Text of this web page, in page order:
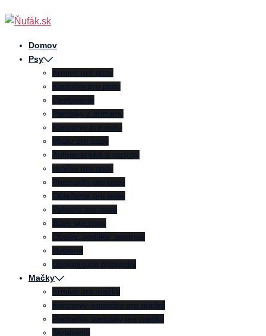
Preskočiť
na
obsahDomov
Psy
Krmivo pre psov
Kapsičky pre psov
Cestovanie
Pamlsky a odmeny
Konzervy pre psov
Misky pre psov
Antiparazitiká a roztoky
Hračky pre psov
Prepravky pre psov
Oblečenie pre psov
Pelechy pre psov
Búdy pre psov
Obojky, vodítka, postroje
Hygiena
Upokojujúce prípravky
Mačky
Krmivo pre mačky
Konzervy, kapsičky pre mačky
Pochúťky, pamlsky pre mačky
Škrabadlá